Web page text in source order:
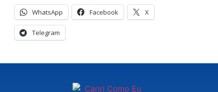
WhatsApp Facebook X
Telegram